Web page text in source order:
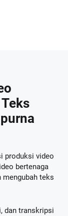
produksi video
bertenaga
mengubah teks
dan transkripsi